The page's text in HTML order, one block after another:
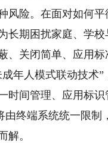
风险。在面对如何
长期困扰家庭、学
、关闭简单、应用
年人模式联动技术
时间管理、应用标
由终端系统统一限
解。